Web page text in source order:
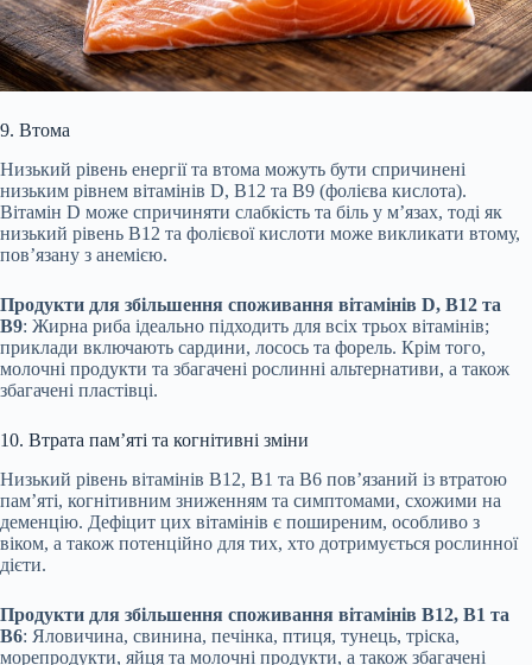
9. Втома
Низький рівень енергії та втома можуть бути спричинені
низьким рівнем вітамінів D, B12 та B9 (фолієва кислота).
Вітамін D може спричиняти слабкість та біль у м’язах, тоді як
низький рівень B12 та фолієвої кислоти може викликати втому,
пов’язану з анемією.
Продукти для збільшення споживання вітамінів D, B12 та
B9: Жирна риба ідеально підходить для всіх трьох вітамінів;
приклади включають сардини, лосось та форель. Крім того,
молочні продукти та збагачені рослинні альтернативи, а також
збагачені пластівці.
10. Втрата пам’яті та когнітивні зміни
Низький рівень вітамінів B12, B1 та B6 пов’язаний із втратою
пам’яті, когнітивним зниженням та симптомами, схожими на
деменцію. Дефіцит цих вітамінів є поширеним, особливо з
віком, а також потенційно для тих, хто дотримується рослинної
дієти.
Продукти для збільшення споживання вітамінів B12, B1 та
B6: Яловичина, свинина, печінка, птиця, тунець, тріска,
морепродукти, яйця та молочні продукти, а також збагачені